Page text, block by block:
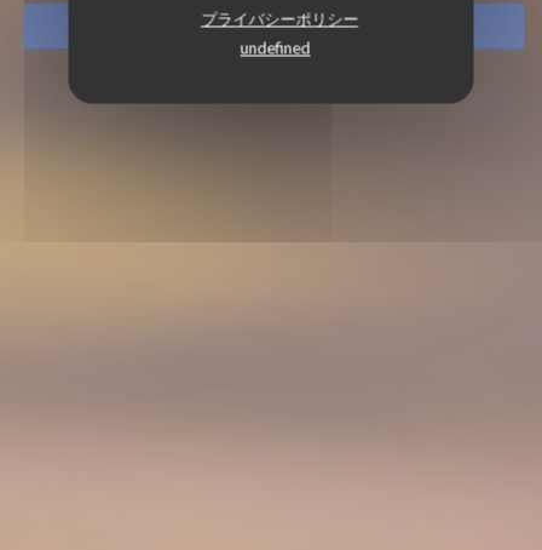
プライバシーポリシー
undefined
取り除く